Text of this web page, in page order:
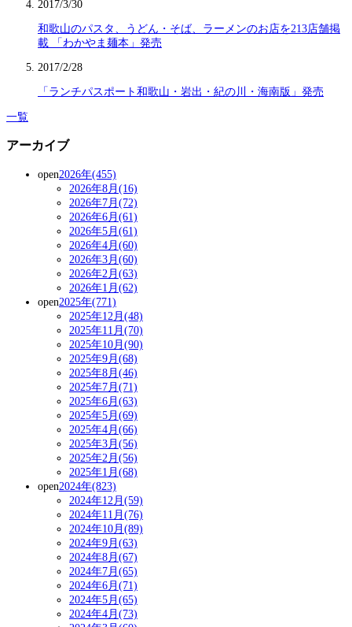
2017/3/30
和歌山のパスタ、うどん・そば、ラーメンのお店を213店舗掲
載 「わかやま麺本」発売
2017/2/28
「ランチパスポート和歌山・岩出・紀の川・海南版」発売
一覧
アーカイブ
open2026年(455)
2026年8月(16)
2026年7月(72)
2026年6月(61)
2026年5月(61)
2026年4月(60)
2026年3月(60)
2026年2月(63)
2026年1月(62)
open2025年(771)
2025年12月(48)
2025年11月(70)
2025年10月(90)
2025年9月(68)
2025年8月(46)
2025年7月(71)
2025年6月(63)
2025年5月(69)
2025年4月(66)
2025年3月(56)
2025年2月(56)
2025年1月(68)
open2024年(823)
2024年12月(59)
2024年11月(76)
2024年10月(89)
2024年9月(63)
2024年8月(67)
2024年7月(65)
2024年6月(71)
2024年5月(65)
2024年4月(73)